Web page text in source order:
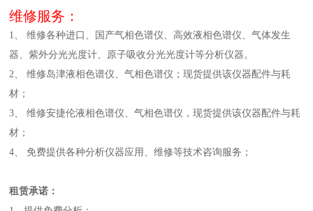
维修服务：
1、 维修各种进口、国产气相色谱仪、高效液相色谱仪、气体发生
器、紫外分光光度计、原子吸收分光光度计等分析仪器。
2、 维修岛津液相色谱仪、气相色谱仪；现货提供该仪器配件与耗
材；
3、 维修安捷伦液相色谱仪、气相色谱仪，现货提供该仪器配件与耗
材；
4、 免费提供各种分析仪器应用、维修等技术咨询服务；
租赁承诺：